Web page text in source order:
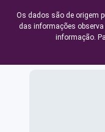
Os dados são de origem
das informações
informação.